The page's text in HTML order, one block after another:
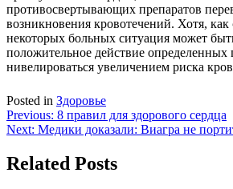
противосвертывающих препаратов
возникновения кровотечений. Хотя,
некоторых больных ситуация может
положительное действие определенных
нивелироваться увеличением риска
Posted in Здоровье
Навигация
по
записям
Previous: 8 правил для здорового сердца
Next: Медики доказали: Виагра не
Related Posts